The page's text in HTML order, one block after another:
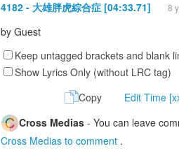
4182 - 大雄胖虎綜合症 [04:33.71]
8
by Guest
Keep untagged brackets and blank
Show Lyrics Only (without LRC tag)
Copy
Edit Time
Cross Medias - You can leave
Cross Medias to comment .